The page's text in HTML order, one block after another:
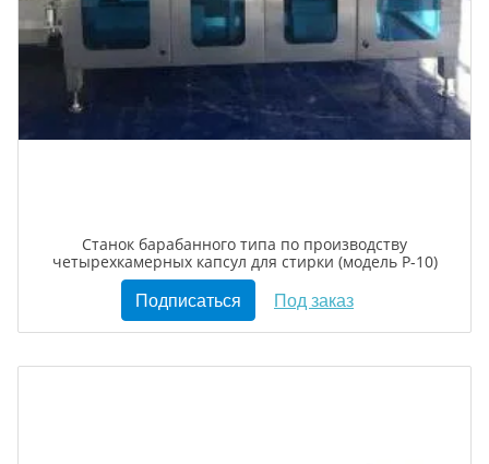
Станок барабанного типа по производству
четырехкамерных капсул для стирки (модель Р-10)
Подписаться Под заказ